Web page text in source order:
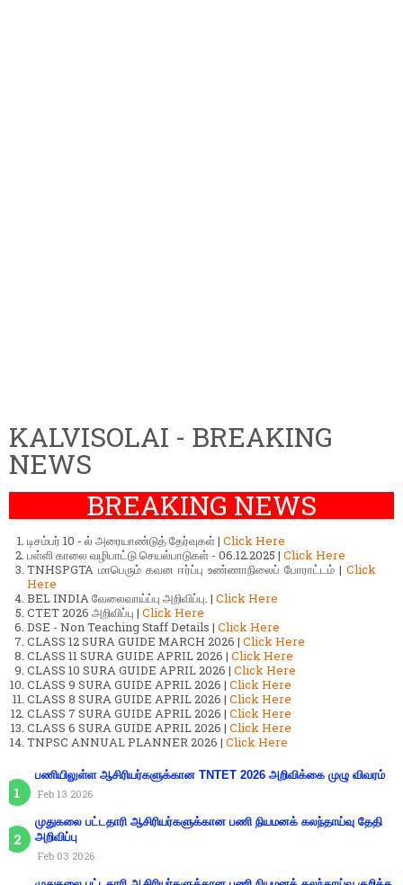
KALVISOLAI - BREAKING
NEWS
BREAKING NEWS
டிசம்பர் 10 - ல் அரையாண்டுத் தேர்வுகள் | Click Here
பள்ளி காலை வழிபாட்டு செயல்பாடுகள் - 06.12.2025 | Click Here
TNHSPGTA மாபெரும் கவன ஈர்ப்பு உண்ணாநிலைப் போராட்டம் | Click
Here
BEL INDIA வேலைவாய்ப்பு அறிவிப்பு. | Click Here
CTET 2026 அறிவிப்பு | Click Here
DSE - Non Teaching Staff Details | Click Here
CLASS 12 SURA GUIDE MARCH 2026 | Click Here
CLASS 11 SURA GUIDE APRIL 2026 | Click Here
CLASS 10 SURA GUIDE APRIL 2026 | Click Here
CLASS 9 SURA GUIDE APRIL 2026 | Click Here
CLASS 8 SURA GUIDE APRIL 2026 | Click Here
CLASS 7 SURA GUIDE APRIL 2026 | Click Here
CLASS 6 SURA GUIDE APRIL 2026 | Click Here
TNPSC ANNUAL PLANNER 2026 | Click Here
பணியிலுள்ள ஆசிரியர்களுக்கான TNTET 2026 அறிவிக்கை முழு விவரம்
Feb 13 2026
முதுகலை பட்டதாரி ஆசிரியர்களுக்கான பணி நியமனக் கலந்தாய்வு தேதி
அறிவிப்பு
Feb 03 2026